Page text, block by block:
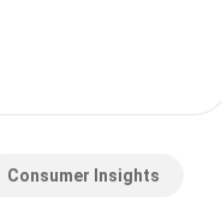
Consumer Insights